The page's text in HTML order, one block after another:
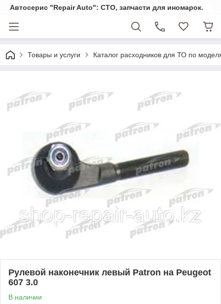
Автосерис "Repair Auto": СТО, запчасти для иномарок.
Товары и услуги Каталог расходников для ТО по
Рулевой наконечник левый Patron на Peugeot
607 3.0
В наличии